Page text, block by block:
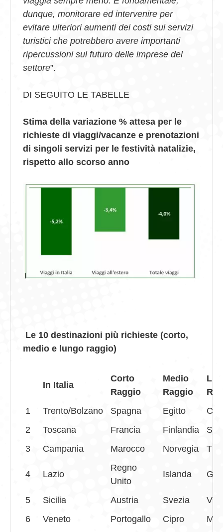
dunque, monitorare ed intervenire per
evitare ulteriori aumenti dei costi sui servizi
turistici che potrebbero avere importanti
ripercussioni sul futuro delle imprese del
settore”.
DI SEGUITO LE TABELLE
Stima della variazione % attesa per le
richieste di viaggi/vacanze e prenotazioni
di singoli servizi per le festività natalizie,
rispetto allo scorso anno
Le 10 destinazioni più richieste (corto,
medio e lungo raggio)
In Italia
Corto
Raggio
Medio
Raggio
1
Trento/Bolzano Spagna Egitto
2
Toscana Francia Finlandia
3
Campania Marocco Norvegia
4 Lazio
Regno
Unito
Islanda
5 Sicilia Austria Svezia
6
Veneto Portogallo Cipro